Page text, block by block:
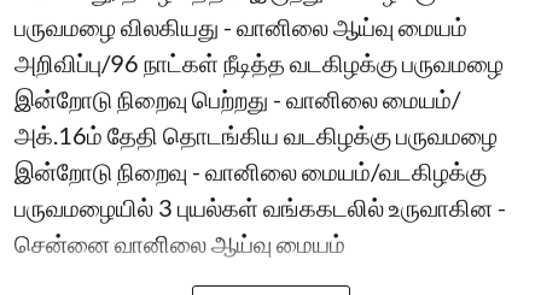
பருவமழை விலகியது - வானிலை ஆய்வு மையம்
அறிவிப்பு/96 நாட்கள் நீடித்த வடகிழக்கு பருவமழை
இன்றோடு நிறைவு பெற்றது - வானிலை மையம்/
அக்.16ம் தேதி தொடங்கிய வடகிழக்கு பருவமழை
இன்றோடு நிறைவு - வானிலை மையம்/வடகிழக்கு
பருவமழையில் 3 புயல்கள் வங்ககடலில் உருவாகின -
சென்னை வானிலை ஆய்வு மையம்